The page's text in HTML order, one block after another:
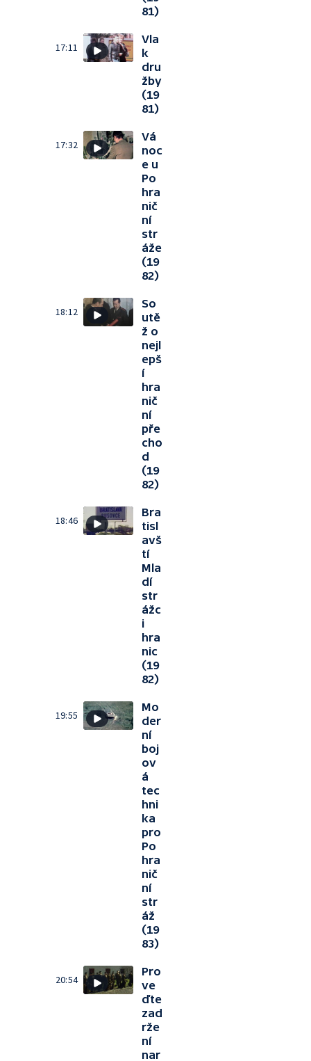
81)
17:11
Vla
k
dru
žby
(19
81)
17:32
Vá
noc
e u
Po
hra
nič
ní
str
áže
(19
82)
18:12
So
utě
ž o
nejl
epš
í
hra
nič
ní
pře
cho
d
(19
82)
18:46
Bra
tisl
avš
tí
Mla
dí
str
ážc
i
hra
nic
(19
82)
19:55
Mo
der
ní
boj
ov
á
tec
hni
ka
pro
Po
hra
nič
ní
str
áž
(19
83)
20:54
Pro
ve
ďte
zad
rže
ní
nar